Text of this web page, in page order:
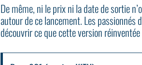
De même, ni le prix ni la date de sortie
autour de ce lancement. Les
découvrir ce que cette version